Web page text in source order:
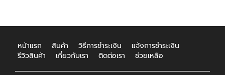
หน้าแรก สินค้า วิธีการชำระเงิน
แจ้งการชำระเงิน
รีวิวสินค้า
เกี่ยวกับเรา ติดต่อเรา ช่วยเหลือ